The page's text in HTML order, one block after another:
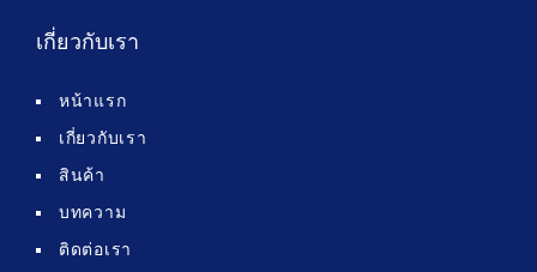
เกี่ยวกับเรา
หน้าแรก
เกี่ยวกับเรา
สินค้า
บทความ
ติดต่อเรา